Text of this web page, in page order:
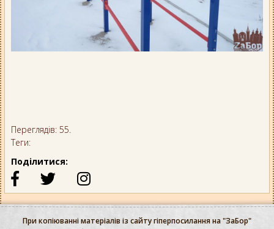
Переглядів: 55.
Теги:
Поділитися:
При копіюванні матеріалів із сайту гіперпосилання на "ЗаБор"